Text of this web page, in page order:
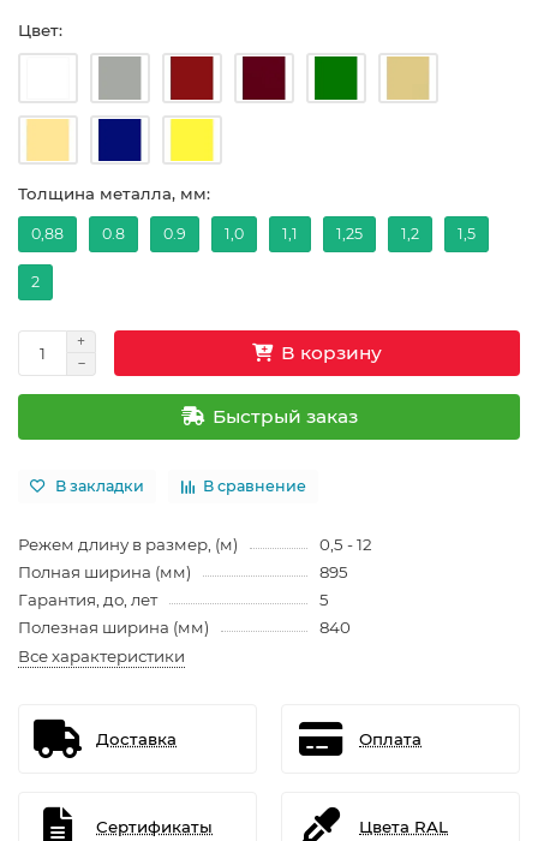
Цвет:
Толщина металла, мм:
0,88 0.8 0.9 1,0 1,1 1,25 1,2 1,5
2
В корзину
Быстрый заказ
В закладки В сравнение
Режем длину в размер, (м)
0,5 - 12
Полная ширина (мм)
895
Гарантия, до, лет
5
Полезная ширина (мм)
840
Все характеристики
Доставка Оплата
Сертификаты Цвета RAL